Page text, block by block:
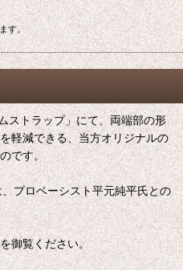
す。
トラップ」にて、両端部の形
軽減できる、当方オリジナルの
です。
プロベーシスト平元純平氏との
御覧ください。